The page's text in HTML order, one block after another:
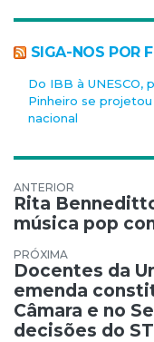
SIGA-NOS POR
Do IBB à UNESCO,
Pinheiro se
nacional
Rita
música pop
Docentes da
emenda
Câmara e no
decisões do